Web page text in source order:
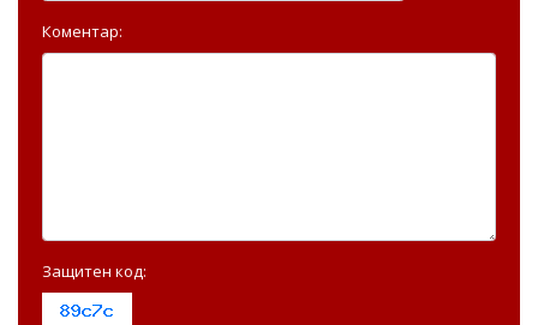
Коментар:
Защитен код: